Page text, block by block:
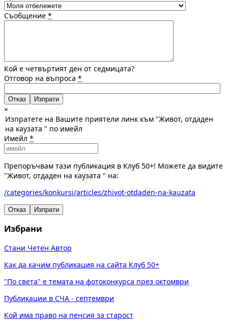
Съобщение *
Кой е четвъртият ден от седмицата?
Отговор на въпроса *
Отказ
×
Изпратете на Вашите приятели линк към "Живот, отдаден
на каузата " по имейл
Имейл *
Препоръчвам тази публикация в Клуб 50+! Можете да видите
"Живот, отдаден на каузата " на:
/categories/konkursi/articles/zhivot-otdaden-na-kauzata
Отказ Изпрати
Избрани
Стани Четен Автор
Как да качим публикация на сайта Клуб 50+
"По света" е темата на фотоконкурса през октомври
Публикации в СЧА - септември
Кой има право на пенсия за старост